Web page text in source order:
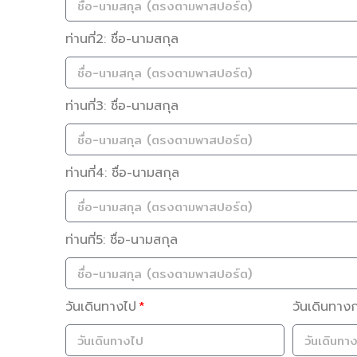
ท่านที่2: ชื่อ-นามสกุล
ท่านที่3: ชื่อ-นามสกุล
ท่านที่4: ชื่อ-นามสกุล
ท่านที่5: ชื่อ-นามสกุล
วันเดินทางไป วันเดินทาง